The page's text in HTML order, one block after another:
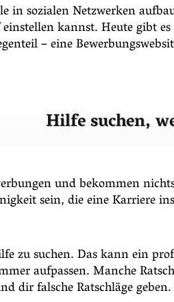
in sozialen Netzwerken
kannst. Heute gibt
– eine
Hilfe suchen,
und bekommen
sein, die eine Karriere
zu suchen. Das kann ein
aufpassen. Manche
dir falsche Ratschläge